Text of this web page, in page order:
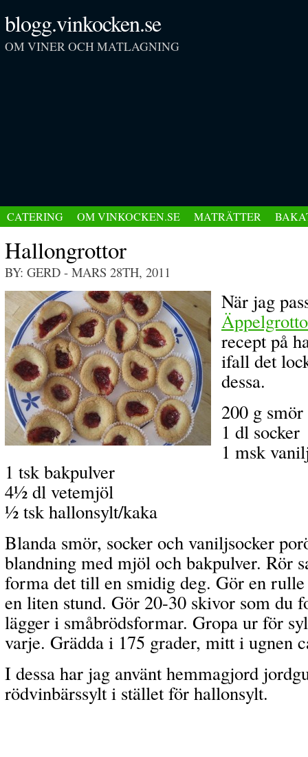
blogg.vinkocken.se
OM VINER OCH MATLAGNING
CATERING OM VINKOCKEN.SE MATRÄTTER
Hallongrottor
BY: GERD - MARS 28TH, 2011
När jag
recept på
ifall det
dessa.
200 g smör
1 dl socker
1 msk
1 tsk bakpulver
4½ dl vetemjöl
½ tsk hallonsylt/kaka
Blanda smör, socker och vaniljsocker
blandning med mjöl och bakpulver. Rör
forma det till en smidig deg. Gör en
en liten stund. Gör 20-30 skivor som du
lägger i småbrödsformar. Gropa ur för
varje. Grädda i 175 grader, mitt i ugnen
I dessa har jag använt hemmagjord
rödvinbärssylt i stället för hallonsylt.